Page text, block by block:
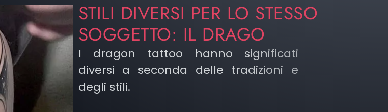
STILI DIVERSI PER LO STESSO
SOGGETTO: IL DRAGO
I dragon tattoo hanno significati
diversi a seconda delle tradizioni e
degli stili.